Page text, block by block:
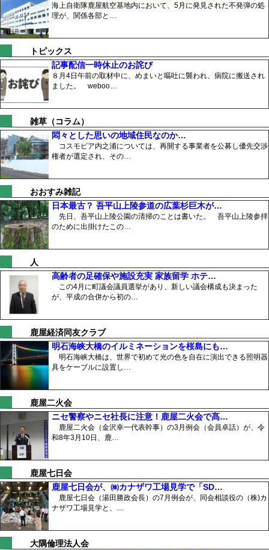
海上自衛隊鹿屋航空基地内において、5月に発見された不発弾の処
理が、関係各部と…
トピックス
記事配信一時休止のお詫び
８月4日午前の取材中に、めまいと嘔吐に襲われ、病院に搬送され
ました。 weboo…
雑草（コラム）
悶々とした思いの地域住民なのか…
コスモピア内之浦については、再開する事業者を公募し優先交渉
権者が選定され、その…
おおすみ雑記
日本最古？ 吾平山上陵参道の広葉杉巨木が…
先日、吾平山上陵公園の清掃のことは書いた。 吾平山上陵参拝
のために出掛けたこの…
人
高齢者の足確保や施設充実 家族留学 ホテ…
この4月に町議会議員選挙があり、新しい議会構成も決まった
が、平成の合併から初の…
鹿屋経済同友クラブ
明石海峡大橋のイルミネーションを桜島にも…
明石海峡大橋は、世界で初めて光の色を自在に演出できる照明器
具をケーブルに設置し…
鹿屋二火会
ニセ警察やニセ社長に注意！鹿屋二火会で髙…
鹿屋二火会（金沢幸一代表幹事）の3月例会（会員卓話）が、令
和8年3月10日、鹿…
鹿屋七日会
鹿屋七日会が、㈱カナザワ工場見学で「SD…
鹿屋七日会（湯田勝政会長）の7月例会が、同会相談役の（株)カ
ナザワ工場見学と、…
大隅倫理法人会